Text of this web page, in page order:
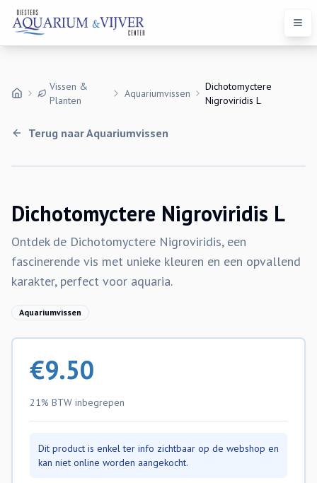
Vissen &
Planten
Aquariumvissen
Dichotomyctere
Nigroviridis L
Terug naarAquariumvissen
Dichotomyctere Nigroviridis L
Ontdek de Dichotomyctere Nigroviridis, een
fascinerende vis met unieke kleuren en een opvallend
karakter, perfect voor aquaria.
Aquariumvissen
€9.50
21% BTW inbegrepen
Dit product is enkel ter info zichtbaar op de webshop en
kan niet online worden aangekocht.